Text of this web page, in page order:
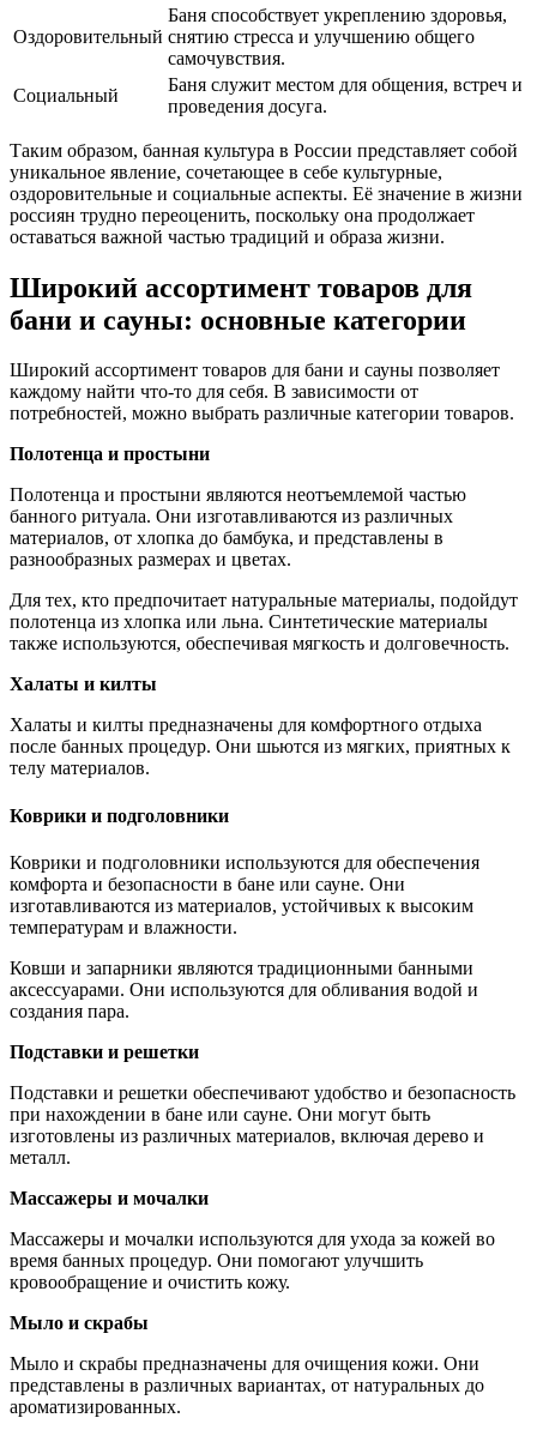
Оздоровительный
Баня способствует укреплению здоровья,
снятию стресса и улучшению общего
самочувствия.
Социальный
Баня служит местом для общения, встреч и
проведения досуга.
Таким образом, банная культура в России представляет собой
уникальное явление, сочетающее в себе культурные,
оздоровительные и социальные аспекты. Её значение в жизни
россиян трудно переоценить, поскольку она продолжает
оставаться важной частью традиций и образа жизни.
Широкий ассортимент товаров для
бани и сауны: основные категории
Широкий ассортимент товаров для бани и сауны позволяет
каждому найти что-то для себя. В зависимости от
потребностей, можно выбрать различные категории товаров.
Полотенца и простыни
Полотенца и простыни являются неотъемлемой частью
банного ритуала. Они изготавливаются из различных
материалов, от хлопка до бамбука, и представлены в
разнообразных размерах и цветах.
Для тех, кто предпочитает натуральные материалы, подойдут
полотенца из хлопка или льна. Синтетические материалы
также используются, обеспечивая мягкость и долговечность.
Халаты и килты
Халаты и килты предназначены для комфортного отдыха
после банных процедур. Они шьются из мягких, приятных к
телу материалов.
Коврики и подголовники
Коврики и подголовники используются для обеспечения
комфорта и безопасности в бане или сауне. Они
изготавливаются из материалов, устойчивых к высоким
температурам и влажности.
Ковши и запарники являются традиционными банными
аксессуарами. Они используются для обливания водой и
создания пара.
Подставки и решетки
Подставки и решетки обеспечивают удобство и безопасность
при нахождении в бане или сауне. Они могут быть
изготовлены из различных материалов, включая дерево и
металл.
Массажеры и мочалки
Массажеры и мочалки используются для ухода за кожей во
время банных процедур. Они помогают улучшить
кровообращение и очистить кожу.
Мыло и скрабы
Мыло и скрабы предназначены для очищения кожи. Они
представлены в различных вариантах, от натуральных до
ароматизированных.